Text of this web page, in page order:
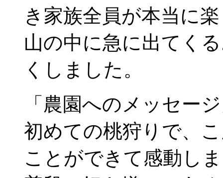
き家族全員が本当に
山の中に急に出てく
くしました。
「農園へのメッセー
初めての桃狩りで、
ことができて感動し